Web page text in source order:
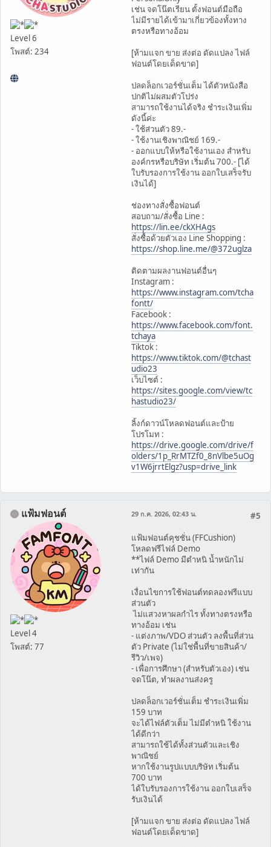
Level 6
โพสต์: 234
เช่น จดโน๊ตเรียน ตั้งฟอนต์มือถือ
ไม่มีรายได้เข้ามาเกี่ยวข้องทั้งทาง
ตรงหรือทางอ้อม
[ห้ามแจก ขาย ส่งต่อ ดัดแปลง ไฟล์
ฟอนต์โดยเด็ดขาด]
ปลดล็อกเวอร์ชั่นเต็ม ได้ตัวหนังสือ
ปกติไม่ผสมตัวโปร่ง
สามารถใช้งานได้จริง ชำระเงินเพิ่ม
ดังนี้ค่ะ
- ใช้ส่วนตัว 89.-
- ใช้งานเชิงพาณิชย์ 169.-
- ออกแบบให้หรือใช้งานเอง สำหรับ
องค์กรหรือบริษัท เริ่มต้น 700.- [ได้
ใบรับรองการใช้งาน ออกใบเสร็จรับ
เงินได้]
ช่องทางสั่งซื้อฟอนต์
สอบถาม/สั่งซื้อ Line :
https://lin.ee/ckXHAgs
สั่งซื้อด้วยตัวเอง Line Shopping :
https://shop.line.me/@372uglza
ติดตามผลงานฟอนต์อื่นๆ
Instagram :
https://www.instagram.com/tcha
fontt/
Facebook :
https://www.facebook.com/font.
tchaya
Tiktok :
https://www.tiktok.com/@tchast
udio23
เว็บไซต์ :
https://sites.google.com/view/tc
hastudio23/
ลิ้งก์ดาวน์โหลดฟอนต์และป้าย
โปรโมท :
https://drive.google.com/drive/f
olders/1p_RrMTZf0_8nVlbe5uOg
v1W6jrrtElgz?usp=drive_link
แฟ้มฟอนต์
Level 4
โพสต์: 77
#5
29 ก.ค. 2026, 02:43 น.
แฟ้มฟอนต์คุชชั่น (FFCushion)
โหลดฟรีไฟล์ Demo
**ไฟล์ Demo มีตำหนิ น้ำหนักไม่
เท่ากัน
เงื่อนไขการใช้ฟอนต์ทดลองฟรีแบบ
ส่วนตัว
ไม่แสวงหาผลกำไร ทั้งทางตรงหรือ
ทางอ้อม เช่น
- แต่งภาพ/VDO ส่วนตัว ลงพื้นที่ส่วน
ตัว Private (ไม่ใช่พื้นที่ขายสินค้า/
รีวิว/เพจ)
- เพื่อการศึกษา (สำหรับตัวเอง) เช่น
จดโน๊ต, ทำผลงานส่งครู
ปลดล็อกเวอร์ชั่นเต็ม ชำระเงินเพิ่ม
159 บาท
จะได้ไฟล์ตัวเต็ม ไม่มีตำหนิ ใช้งาน
ได้ดีกว่า
สามารถใช้ได้ทั้งส่วนตัวและเชิง
พาณิชย์
หากใช้งานรูปแบบบริษัท เริ่มต้น
700 บาท
ได้ใบรับรองการใช้งาน ออกใบเสร็จ
รับเงินได้
[ห้ามแจก ขาย ส่งต่อ ดัดแปลง ไฟล์
ฟอนต์โดยเด็ดขาด]